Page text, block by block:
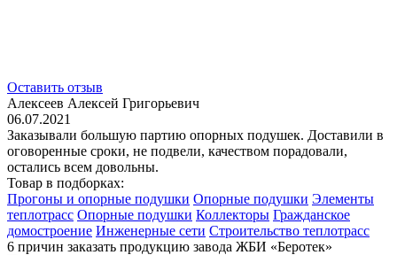
Оставить отзыв
Алексеев Алексей Григорьевич
06.07.2021
Заказывали большую партию опорных подушек. Доставили в
оговоренные сроки, не подвели, качеством порадовали,
остались всем довольны.
Товар в подборках:
Прогоны и опорные подушки Опорные подушки Элементы
теплотрасс Опорные подушки Коллекторы Гражданское
домостроение Инженерные сети Строительство теплотрасс
6 причин заказать продукцию завода ЖБИ «Беротек»